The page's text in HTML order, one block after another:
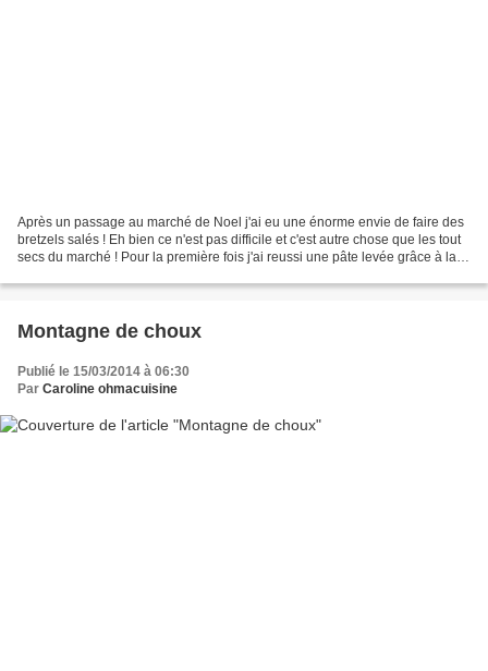
Après un passage au marché de Noel j'ai eu une énorme envie de faire des
bretzels salés ! Eh bien ce n'est pas difficile et c'est autre chose que les tout
secs du marché ! Pour la première fois j'ai reussi une pâte levée grâce à la
Montagne de choux
Publié le 15/03/2014 à 06:30
Par Caroline ohmacuisine